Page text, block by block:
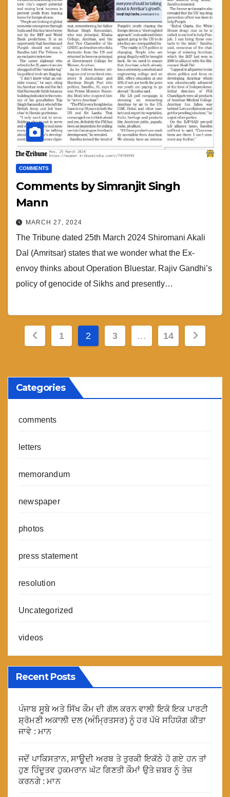
COMMENTS
Comments by Simranjit Singh
Mann
MARCH 27, 2024
The Tribune dated 25th March 2024 Shiromani Akali
Dal (Amritsar) states that we wonder what the Ex-
envoy thinks about Operation Bluestar. Rajiv Gandhi’s
policy of genocide of Sikhs and presently…
Posts
1 2 3 … 14
Categories
comments
letters
memorandum
newspaper
photos
press statement
resolution
Uncategorized
videos
Recent Posts
ਪੰਜਾਬ ਸੂਬੇ ਅਤੇ ਸਿੱਖ ਕੌਮ ਦੀ ਗੱਲ ਕਰਨ ਵਾਲੀ ਇਕੋ ਇਕ ਪਾਰਟੀ
ਸ਼੍ਰੋਮਣੀ ਅਕਾਲੀ ਦਲ (ਅੰਮ੍ਰਿਤਸਰ) ਨੂੰ ਹਰ ਪੱਖੋ ਸਹਿਯੋਗ ਕੀਤਾ
ਜਾਵੇ : ਮਾਨ
ਜਦੋਂ ਪਾਕਿਸਤਾਨ, ਸਾਊਦੀ ਅਰਬ ਤੇ ਤੁਰਕੀ ਇਕੱਠੇ ਹੋ ਗਏ ਹਨ ਤਾਂ
ਹੁਣ ਹਿੰਦੂਤਵ ਹੁਕਮਰਾਨ ਘੱਟ ਗਿਣਤੀ ਕੌਮਾਂ ਉਤੇ ਜ਼ਬਰ ਨੂੰ ਤੇਜ਼
ਕਰਨਗੇ : ਮਾਨ